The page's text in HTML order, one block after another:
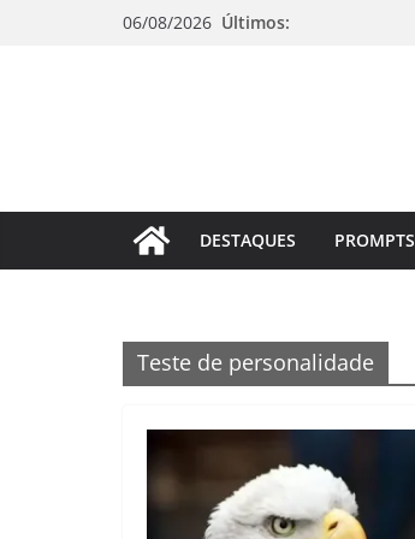
06/08/2026 Últimos:
DESTAQUES PROMPTS
Teste de personalidade